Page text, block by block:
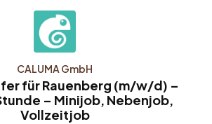
CALUMA GmbH
für Rauenberg (m/w/d) –
– Minijob, Nebenjob,
Vollzeitjob